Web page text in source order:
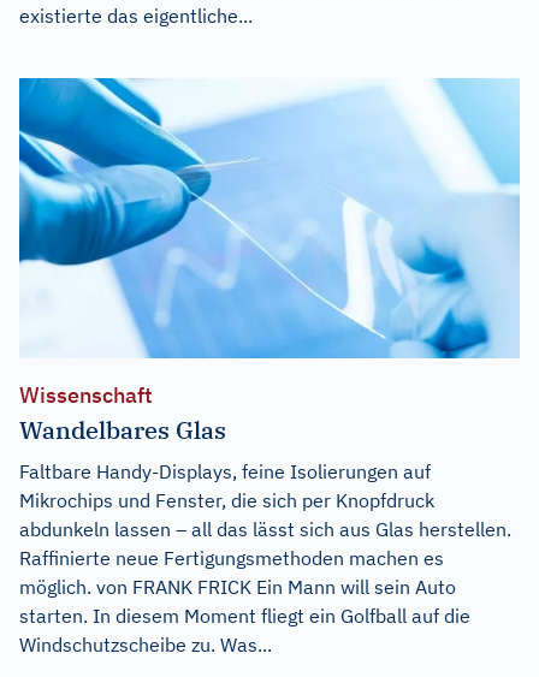
existierte das eigentliche...
Wissenschaft
Wandelbares Glas
Faltbare Handy-Displays, feine Isolierungen auf
Mikrochips und Fenster, die sich per Knopfdruck
abdunkeln lassen – all das lässt sich aus Glas herstellen.
Raffinierte neue Fertigungsmethoden machen es
möglich. von FRANK FRICK Ein Mann will sein Auto
starten. In diesem Moment fliegt ein Golfball auf die
Windschutzscheibe zu. Was...